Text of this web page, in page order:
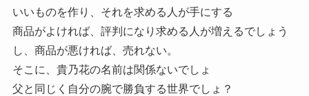
いいものを作り、それを求める人が手にする
商品がよければ、評判になり求める人が増えるでしょう
し、商品が悪ければ、売れない。
そこに、貴乃花の名前は関係ないでしょ
父と同じく自分の腕で勝負する世界でしょ？